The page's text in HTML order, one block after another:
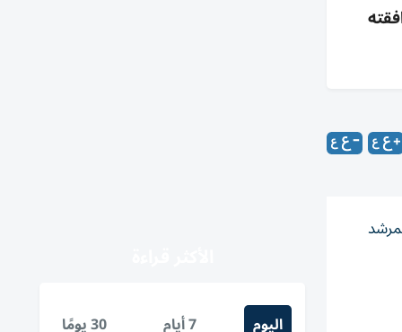
اليوم 7 أيام 30 يومًا